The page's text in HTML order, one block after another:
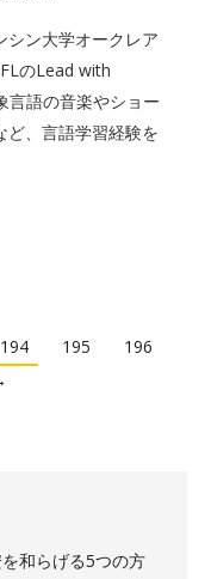
シン大学オークレア
のLead with
言語の音楽やショー
ど、言語学習経験を
194 195
196
和らげる5つの方